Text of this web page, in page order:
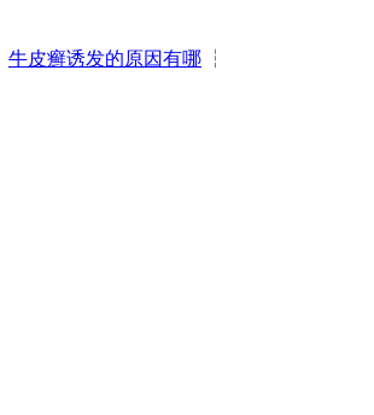
牛皮癣诱发的原因有哪 ┆